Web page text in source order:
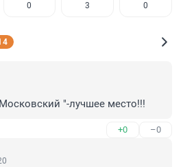
0 3 0
"-лучшее место!!!
+0 –0